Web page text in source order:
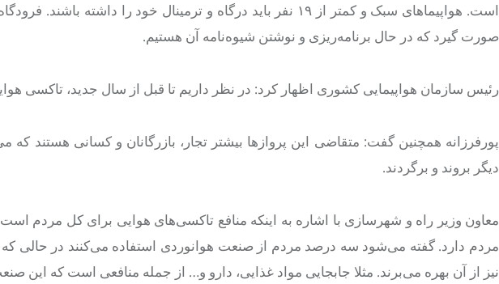
است. هواپیماهای سبک و کمتر از ۱۹ نفر باید درگاه و ترمینال خود را
صورت گیرد که در حال برنامه‌ریزی و نوشتن شیوه‌نامه آن هستیم.
رئیس سازمان هواپیمایی کشوری اظهار کرد: در نظر داریم تا قبل از سال جدید، تاکسی
پورفرزانه همچنین گفت: متقاضی این پروازها بیشتر تجار، بازرگانان و کسانی هستند
دیگر بروند و برگردند.
معاون وزیر راه و شهرسازی با اشاره به اینکه منافع تاکسی‌های هوایی برای کل مردم
مردم دارد. گفته می‌شود سه درصد مردم از صنعت هوانوردی استفاده می‌کنند در حالی
نیز از آن بهره می‌برند. مثلا جابجایی مواد غذایی، دارو و… از جمله منافعی است که